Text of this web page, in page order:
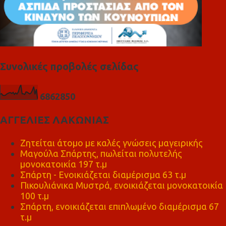
Συνολικές προβολές σελίδας
6862850
ΑΓΓΕΛΙΕΣ ΛΑΚΩΝΙΑΣ
Ζητείται άτομο με καλές γνώσεις μαγειρικής
Μαγούλα Σπάρτης, πωλείται πολυτελής
μονοκατοικία 197 τ.μ
Σπάρτη - Ενοικιάζεται διαμέρισμα 63 τ.μ
Πικουλιάνικα Μυστρά, ενοικιάζεται μονοκατοικία
100 τ.μ
Σπάρτη, ενοικιάζεται επιπλωμένο διαμέρισμα 67
τ.μ